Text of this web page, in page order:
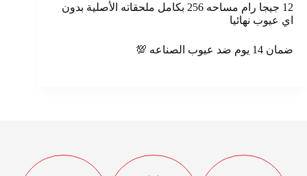
12 جيجا رام مساحه 256 بكامل ملحقاته الأصلية بدون
اي عيوب نهائيا
ضمان 14 يوم ضد عيوب الصناعه 💯